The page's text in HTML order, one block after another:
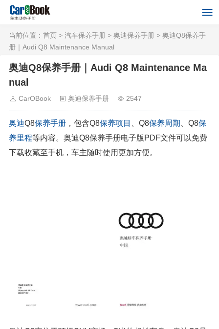
当前位置： 首页 > 汽车保养手册 > 奥迪保养手册 > 奥迪Q8保养手
册｜Audi Q8 Maintenance Manual
奥迪Q8保养手册｜Audi Q8 Maintenance Ma
nual
CarOBook 奥迪保养手册 2547
奥迪Q8保养手册 ，包含Q8保养项目 、Q8保养周期 、Q8保
养里程等内容。奥迪Q8保养手册电子版PDF文件可以免费
下载收藏至手机，车主随时使用更加方便。